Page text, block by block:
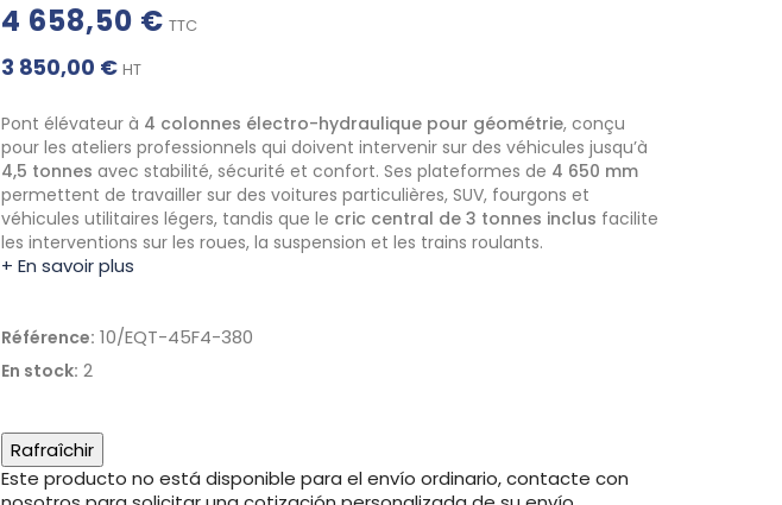
4 658,50 € TTC
3 850,00 € HT
Pont élévateur à 4 colonnes électro-hydraulique pour géométrie, conçu
pour les ateliers professionnels qui doivent intervenir sur des véhicules jusqu’à
4,5 tonnes avec stabilité, sécurité et confort. Ses plateformes de 4 650 mm
permettent de travailler sur des voitures particulières, SUV, fourgons et
véhicules utilitaires légers, tandis que le cric central de 3 tonnes inclus facilite
les interventions sur les roues, la suspension et les trains roulants.
+ En savoir plus
Référence: 10/EQT-45F4-380
En stock: 2
Este producto no está disponible para el envío ordinario, contacte con